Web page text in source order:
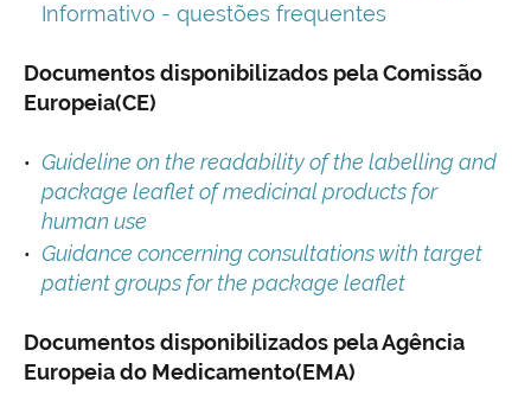
Informativo - questões frequentes
Documentos disponibilizados pela Comissão
Europeia(CE)
Guideline on the readability of the labelling and
package leaflet of medicinal products for
human use
Guidance concerning consultations with target
patient groups for the package leaflet
Documentos disponibilizados pela Agência
Europeia do Medicamento(EMA)